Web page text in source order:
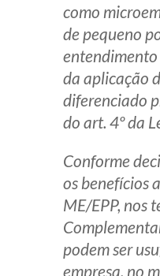
Av. Sete
Batel Curitiba
como
de pequeno
da aplicação
diferenciado
do art. 4º da
Conforme
os benefícios
ME/EPP, nos
podem ser
empresa, no